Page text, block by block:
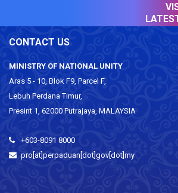
CONTACT US
MINISTRY OF NATIONAL UNITY
Aras 5 - 10, Blok F9, Parcel F,
Lebuh Perdana Timur,
Presint 1, 62000 Putrajaya, MALAYSIA
+603-8091 8000
pro[at]perpaduan[dot]gov[dot]my